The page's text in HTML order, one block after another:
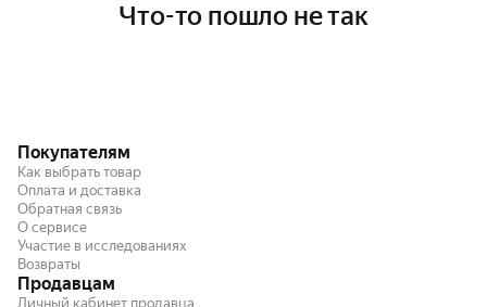
Что-то пошло не так
Покупателям
Как выбрать товар
Оплата и доставка
Обратная связь
О сервисе
Участие в исследованиях
Возвраты
Продавцам
Личный кабинет продавца